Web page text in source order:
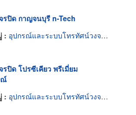
รปิด กาญจนบุรี n-Tech
: อุปกรณ์และระบบโทรทัศน์วงจรปิด
รปิด โปรซีเคียว พรีเมี่ยม
ณ์
: อุปกรณ์และระบบโทรทัศน์วงจรปิด